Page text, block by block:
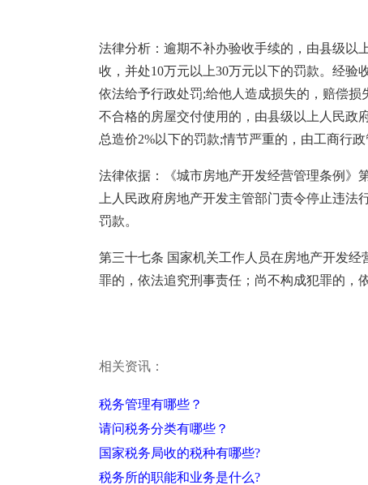
法律分析：逾期不补办验收手续的，由县级以
收，并处10万元以上30万元以下的罚款。经验
依法给予行政处罚;给他人造成损失的，赔偿
不合格的房屋交付使用的，由县级以上人民政
总造价2%以下的罚款;情节严重的，由工商行
法律依据：《城市房地产开发经营管理条例》
上人民政府房地产开发主管部门责令停止违
罚款。
第三十七条 国家机关工作人员在房地产开发
罪的，依法追究刑事责任；尚不构成犯罪的，
相关资讯：
税务管理有哪些？
请问税务分类有哪些？
国家税务局收的税种有哪些?
税务所的职能和业务是什么?